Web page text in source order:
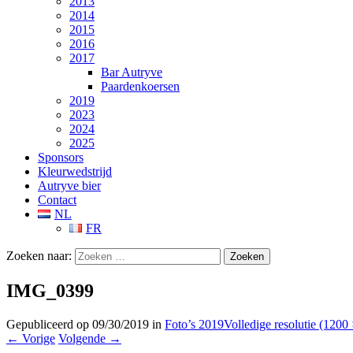
2014
2015
2016
2017
Bar Autryve
Paardenkoersen
2019
2023
2024
2025
Sponsors
Kleurwedstrijd
Autryve bier
Contact
NL
FR
Zoeken naar:
IMG_0399
Gepubliceerd op 09/30/2019 in Foto’s 2019Volledige resolutie (1200
← Vorige Volgende →